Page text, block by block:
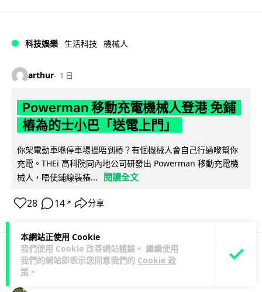
本網站正使用 Cookie
我們使用 Cookie 改善網站體驗。 繼續使用
我們的網站即表示您同意我們的 Cookie 政
策 。
科技娛樂 生活科技 機械人
arthur 1 日
Powerman 移動充電機械人登港 免鋪
樁為的士小巴「送電上門」
你架電動車喺停車場搵唔到樁？有個機械人會自己行過嚟幫你
充電。THEi 高科院同內地公司研發出 Powerman 移動充電機
械人，唔使鋪線裝樁...
閱讀全文
28 14 ↗ 分享
商業科技 資訊保安